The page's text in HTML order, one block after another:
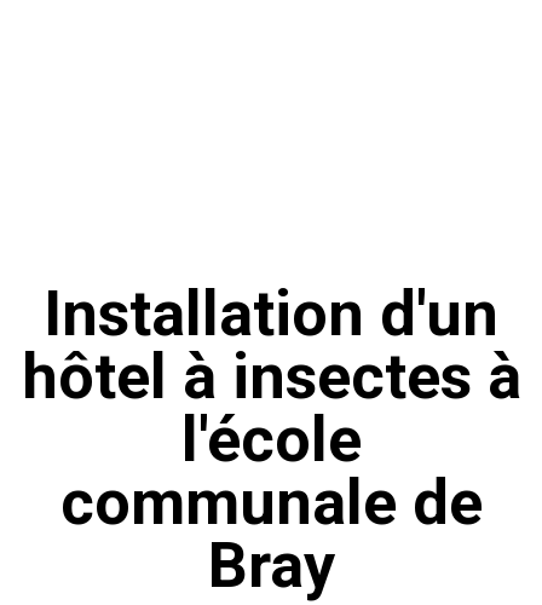
Installation d'un
hôtel à insectes à
l'école
communale de
Bray